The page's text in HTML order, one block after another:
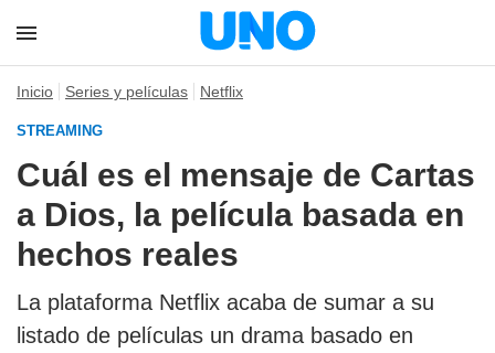
Inicio Series y películas Netflix
STREAMING
Cuál es el mensaje de Cartas
a Dios, la película basada en
hechos reales
La plataforma Netflix acaba de sumar a su
listado de películas un drama basado en